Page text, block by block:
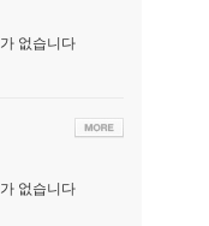
없습니다
없습니다